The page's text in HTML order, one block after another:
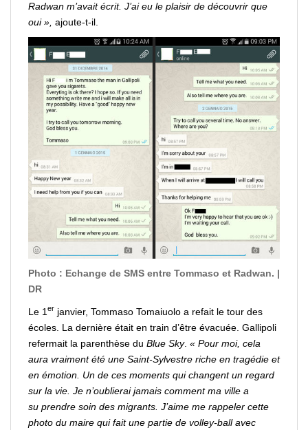
Radwan m’avait écrit. J’ai eu le plaisir de découvrir que
oui », ajoute-t-il.
Photo : Echange de SMS entre Tommaso et Radwan. |
DR
Le 1 er janvier, Tommaso Tomaiuolo a refait le tour des
écoles. La dernière était en train d’être évacuée. Gallipoli
refermait la parenthèse du Blue Sky. « Pour moi, cela
aura vraiment été une Saint-Sylvestre riche en tragédie et
en émotion. Un de ces moments qui changent un regard
sur la vie. Je n’oublierai jamais comment ma ville a
su prendre soin des migrants. J’aime me rappeler cette
photo du maire qui fait une partie de volley-ball avec